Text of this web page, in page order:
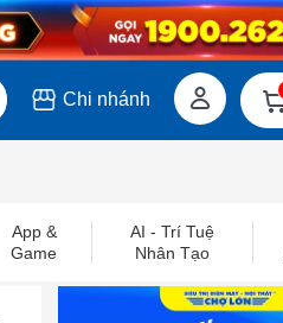
Chi nhánh
App &
Game
AI - Trí Tuệ
Nhân Tạo